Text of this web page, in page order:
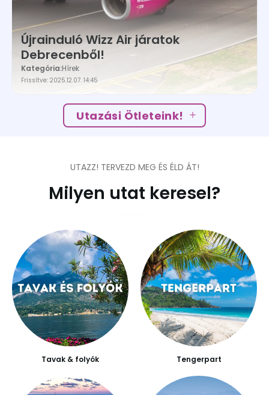
Újrainduló Wizz Air járatok
Debrecenből!
Kategória:Hírek
Frissítve: 2025.12.07. 14:45
Utazási Ötleteink!
UTAZZ! TERVEZD MEG ÉS ÉLD ÁT!
Milyen utat keresel?
Tavak & folyók Tengerpart